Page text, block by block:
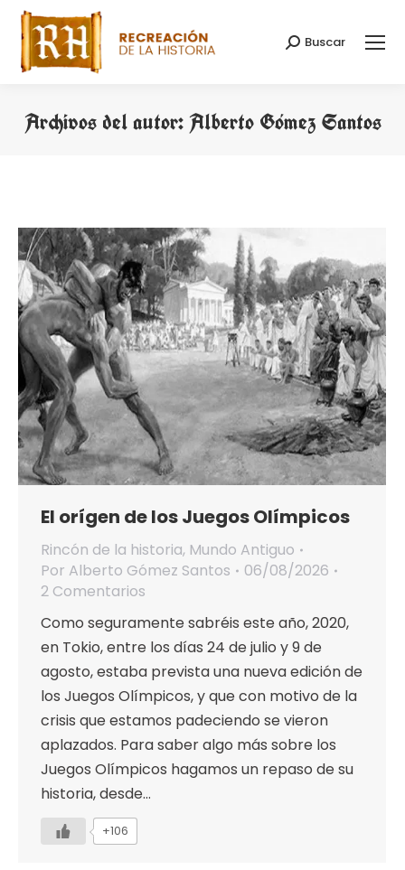
Buscar:
Buscar
Archivos del autor:Alberto Gómez Santos
El orígen de los Juegos Olímpicos
Rincón de la historia, Mundo Antiguo
Por Alberto Gómez Santos
06/08/2026
2 Comentarios
Como seguramente sabréis este año, 2020,
en Tokio, entre los días 24 de julio y 9 de
agosto, estaba prevista una nueva edición de
los Juegos Olímpicos, y que con motivo de la
crisis que estamos padeciendo se vieron
aplazados. Para saber algo más sobre los
Juegos Olímpicos hagamos un repaso de su
historia, desde…
+106